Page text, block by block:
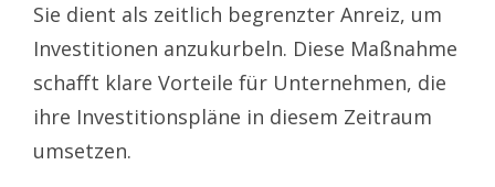
Sie dient als zeitlich begrenzter Anreiz, um
Investitionen anzukurbeln. Diese Maßnahme
schafft klare Vorteile für Unternehmen, die
ihre Investitionspläne in diesem Zeitraum
umsetzen.